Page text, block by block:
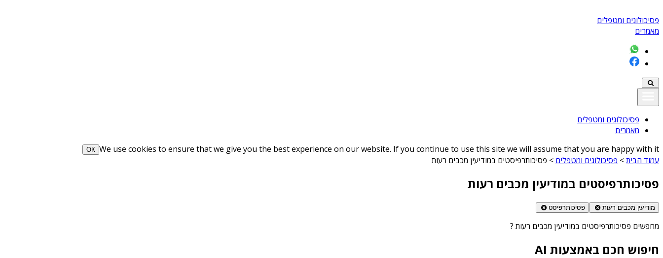
פסיכולוגים ומטפלים
מאמרים
פסיכולוגים ומטפלים
מאמרים
We use cookies to ensure that we give you the best experience on our website. If you continue to use this site we will assume that you are happy with it
ОК
עמוד הבית> פסיכולוגים ומטפלים > פסיכותרפיסטים במודיעין מכבים רעות
פסיכותרפיסטים במודיעין מכבים רעות
מודיעין מכבים רעות פסיכותרפיסט
מחפשים פסיכותרפיסטים במודיעין מכבים רעות ?
חיפוש חכם באמצעות AI